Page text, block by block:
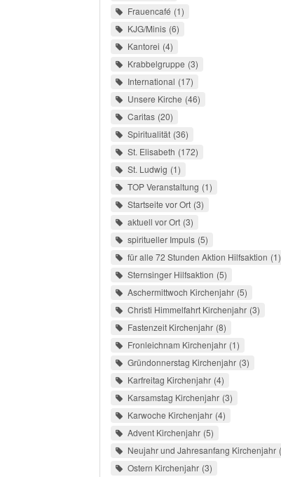
Frauencafé 1
KJG/Minis 6
Kantorei 4
Krabbelgruppe 3
International 17
Unsere Kirche 46
Caritas 20
Spiritualität 36
St. Elisabeth 172
St. Ludwig 1
TOP Veranstaltung 1
Startseite vor Ort 3
aktuell vor Ort 3
spiritueller Impuls 5
für alle 72 Stunden Aktion Hilfsaktion 1
Sternsinger Hilfsaktion 5
Aschermittwoch Kirchenjahr 5
Christi Himmelfahrt Kirchenjahr 3
Fastenzeit Kirchenjahr 8
Fronleichnam Kirchenjahr 1
Gründonnerstag Kirchenjahr 3
Karfreitag Kirchenjahr 4
Karsamstag Kirchenjahr 3
Karwoche Kirchenjahr 4
Advent Kirchenjahr 5
Neujahr und Jahresanfang Kirchenjahr
Ostern Kirchenjahr 3